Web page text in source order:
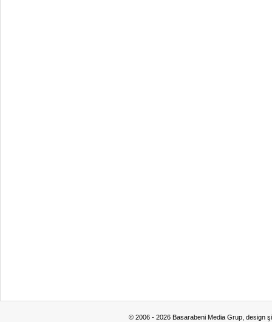
© 2006 - 2026 Basarabeni Media Grup, design